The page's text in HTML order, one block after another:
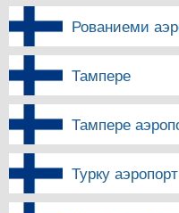
Рованиеми
Тампере
Тампере
Турку аэропорт